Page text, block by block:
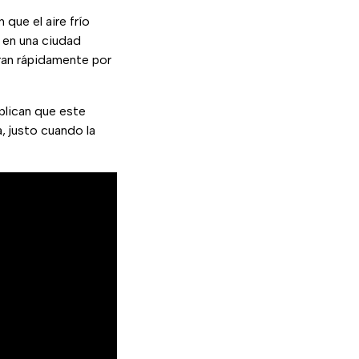
que el aire frío
una ciudad
rápidamente por
que este
justo cuando la